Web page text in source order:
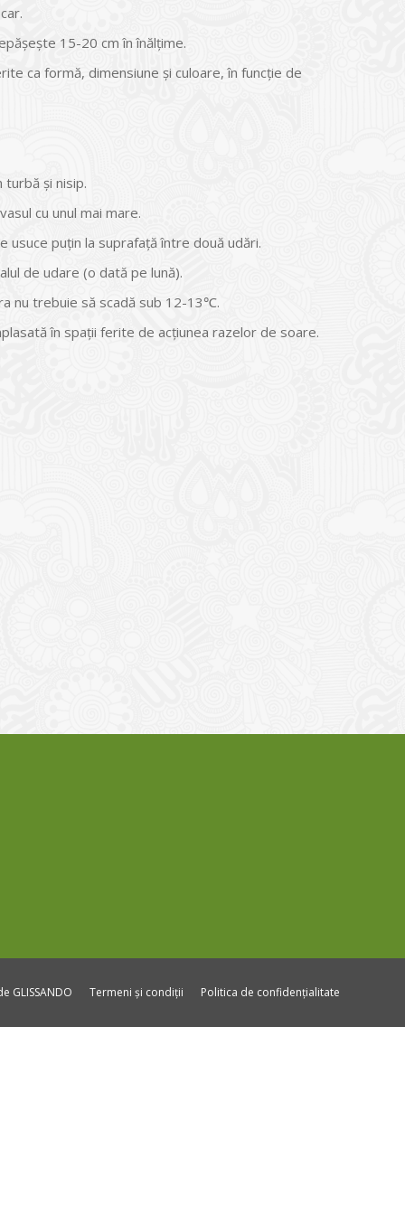
15-20 cm în înălţime.
ca formă, dimensiune şi culoare, în funcţie de
şi nisip.
cu unul mai mare.
usuce puţin la suprafaţă între două udări.
de udare (o dată pe lună).
nu trebuie să scadă sub 12-13℃.
în spaţii ferite de acţiunea razelor de soare.
GLISSANDO Termeni și condiții Politica de confidențialitate